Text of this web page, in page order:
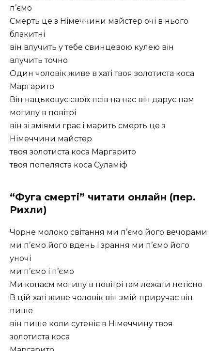
п’ємо
Смерть це з Німеччини майстер очі в нього
блакитні
він влучить у тебе свинцевою кулею він
влучить точно
Один чоловік живе в хаті твоя золотиста коса
Маргарито
Він нацьковує своїх псів на нас він дарує нам
могилу в повітрі
він зі зміями грає і марить смерть це з
Німеччини майстер
твоя золотиста коса Маргарито
твоя попеляста коса Суламіф
“Фуга смерті” читати онлайн (пер.
Рихли)
Чорне молоко світання ми п’ємо його вечорами
ми п’ємо його вдень і зрання ми п’ємо його
уночі
ми п’ємо і п’ємо
Ми копаєм могилу в повітрі там лежати нетісно
В цій хаті живе чоловік він змій приручає він
пише
він пише коли сутеніє в Німеччину твоя
золотиста коса